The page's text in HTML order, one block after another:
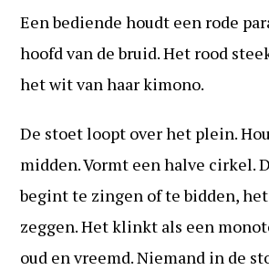
Een bediende houdt een rode
hoofd van de bruid. Het rood
het wit van haar kimono.
De stoet loopt over het plein.
midden. Vormt een halve cirkel.
begint te zingen of te bidden,
zeggen. Het klinkt als een
oud en vreemd. Niemand in de